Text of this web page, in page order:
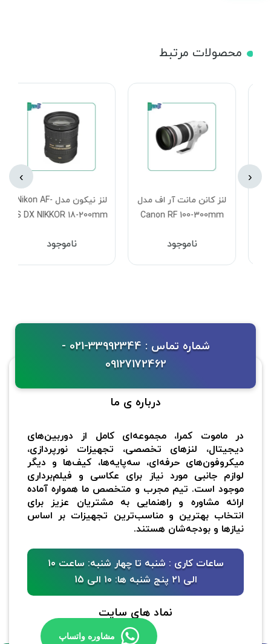
محصولات مرتبط
لنز کانن مانت آر اف مدل
Canon RF 100-300mm
Canon RF
ناموجود
لنز نیکون مدل Nikon AF-
S DX NIKKOR 18-200mm
ناموجود
‹
›
مشاوره واتساپ
شماره تماس : 33992344-021 -
09127172462
درباره ی ما
در ماموت کمرا، مجموعه‌ای کامل از دوربین‌های
دیجیتال، لنزهای تخصصی، تجهیزات نورپردازی،
میکروفون‌های حرفه‌ای، سه‌پایه‌ها، کیف‌ها و دیگر
لوازم جانبی مورد نیاز برای عکاسی و فیلم‌برداری
موجود است. تیم مجرب و متخصص ما همواره آماده
ارائه مشاوره و راهنمایی به مشتریان عزیز برای
انتخاب بهترین و مناسب‌ترین تجهیزات بر اساس
نیازها و بودجه‌شان هستند.
ساعات کاری : شنبه تا چهار شنبه: ساعت ۱۰
الی ۲۱ پنج شنبه ها: ۱۰ الی 15
نماد های سایت